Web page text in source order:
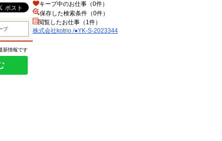
プ
新情報です
キープ中のお仕事（0件）
保存した検索条件（0件）
閲覧したお仕事（1件）
株式会社kotrio /●YK-S-2023344